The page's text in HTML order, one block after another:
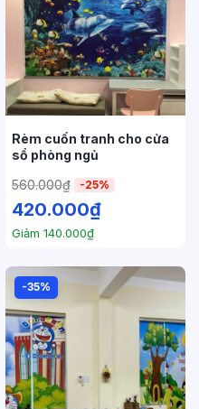
Rèm cuốn tranh cho cửa
sổ phòng ngủ
560.000₫ -25%
420.000₫
Giảm 140.000₫
-35%